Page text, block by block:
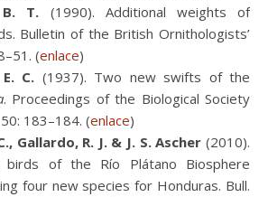
B. T. (1990). Additional weights of
Bulletin of the British Ornithologists’
(enlace)
C. (1937). Two new swifts of the
. Proceedings of the Biological Society
183–184. (enlace)
Gallardo, R. J. & J. S. Ascher (2010).
of the Río Plátano Biosphere
four new species for Honduras. Bull.